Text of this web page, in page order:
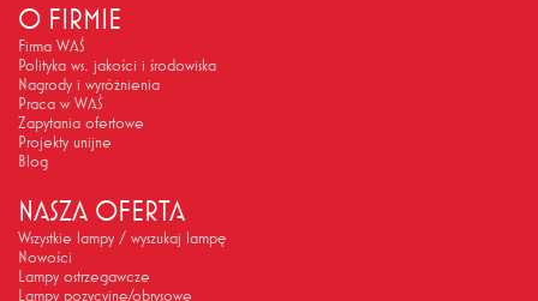
O FIRMIE
Firma WAŚ
Polityka ws. jakości i środowiska
Nagrody i wyróżnienia
Praca w WAŚ
Zapytania ofertowe
Projekty unijne
Blog
NASZA OFERTA
Wszystkie lampy / wyszukaj lampę
Nowości
Lampy ostrzegawcze
Lampy pozycyjne/obrysowe